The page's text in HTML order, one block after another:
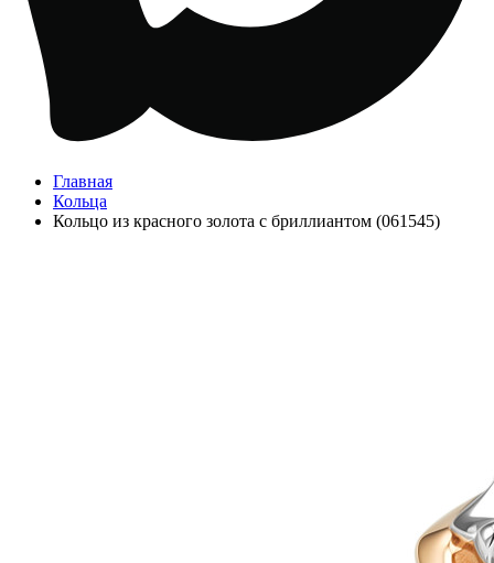
Главная
Кольца
Кольцо из красного золота с бриллиантом (061545)